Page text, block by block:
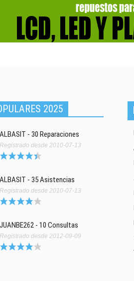
2025
ALBASIT - 30 Reparaciones
Registrado desde 2010-07-13
ALBASIT - 35 Asistencias
Registrado desde 2010-07-13
JUANBE262 - 10 Consultas
Registrado desde 2012-09-09